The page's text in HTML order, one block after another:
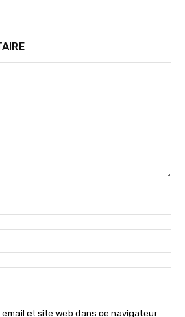
:*
:*
:
et site web dans ce navigateur